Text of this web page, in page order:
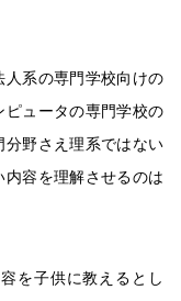
系の専門学校向けの
ュータの専門学校の
野さえ理系ではない
容を理解させるのは
を子供に教えるとし